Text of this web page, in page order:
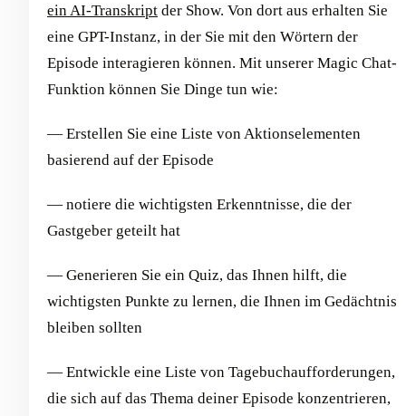
ein AI-Transkript der Show. Von dort aus erhalten Sie
eine GPT-Instanz, in der Sie mit den Wörtern der
Episode interagieren können. Mit unserer Magic Chat-
Funktion können Sie Dinge tun wie:
— Erstellen Sie eine Liste von Aktionselementen
basierend auf der Episode
— notiere die wichtigsten Erkenntnisse, die der
Gastgeber geteilt hat
— Generieren Sie ein Quiz, das Ihnen hilft, die
wichtigsten Punkte zu lernen, die Ihnen im Gedächtnis
bleiben sollten
— Entwickle eine Liste von Tagebuchaufforderungen,
die sich auf das Thema deiner Episode konzentrieren,